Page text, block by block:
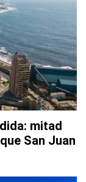
mitad
San Juan